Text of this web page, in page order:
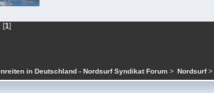
[1 ]
in Deutschland - Nordsurf Syndikat Forum > Nordsurf>